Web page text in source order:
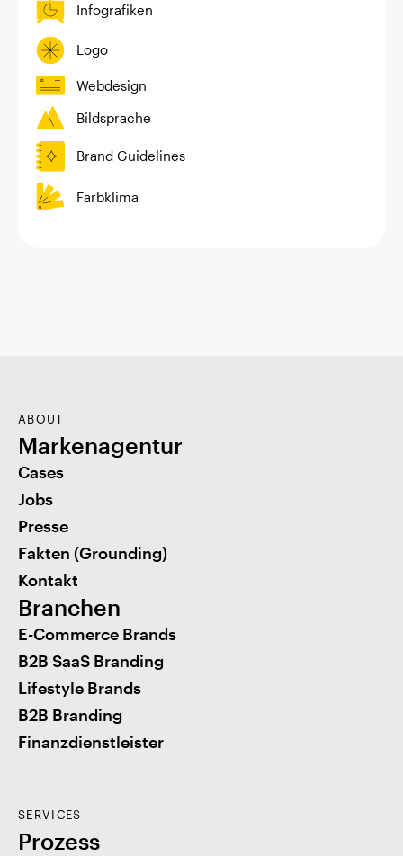
Infografiken
Logo
Webdesign
Bildsprache
Brand Guidelines
Farbklima
ABOUT
Markenagentur
Cases
Jobs
Presse
Fakten (Grounding)
Kontakt
Branchen
E-Commerce Brands
B2B SaaS Branding
Lifestyle Brands
B2B Branding
Finanzdienstleister
SERVICES
Prozess